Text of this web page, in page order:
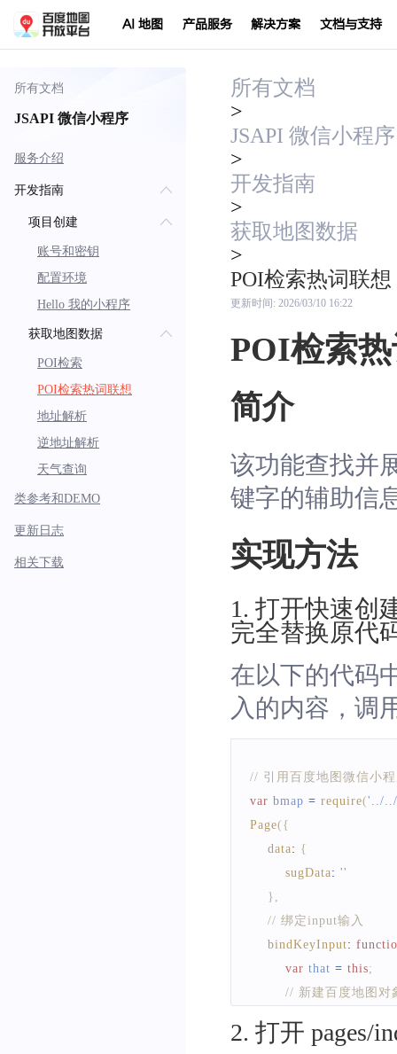
AI 地图 产品服务 解决方案 文档与支持
所有文档
JSAPI 微信小程序
服务介绍
开发指南
项目创建
账号和密钥
配置环境
Hello 我的小程序
获取地图数据
POI检索
POI检索热词联想
地址解析
逆地址解析
天气查询
类参考和DEMO
更新日志
相关下载
所有文档
>
JSAPI 微信小程序
>
开发指南
>
获取地图数据
>
POI检索热词联想
更新时间: 2026/03/10 16:22
POI检索
简介
该功能查找并
键字的辅助信
实现方法
1 . 打开快速创
完全替换原代
在以下的代码
入的内容，调
// 引用百度地图微信小
var bmap = require('../../
Page( {
data: {
sugData: ''
}
// 绑定input输入
bindKeyInput:
var that = this;
// 新建百度地图
ak: '您的ak'
2. 打开 pages/